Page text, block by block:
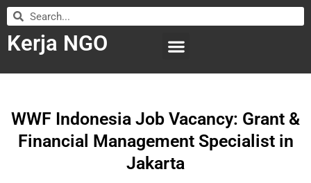
Kerja NGO
WWF Indonesia Job Vacancy: Grant &
Financial Management Specialist in
Jakarta